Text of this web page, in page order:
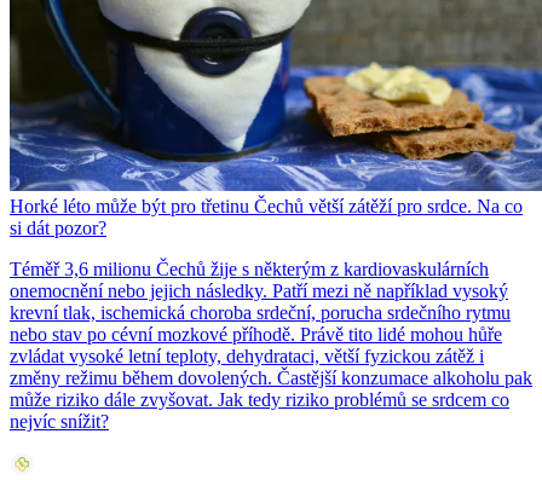
Horké léto může být pro třetinu Čechů větší zátěží pro srdce. Na co
si dát pozor?
Téměř 3,6 milionu Čechů žije s některým z kardiovaskulárních
onemocnění nebo jejich následky. Patří mezi ně například vysoký
krevní tlak, ischemická choroba srdeční, porucha srdečního rytmu
nebo stav po cévní mozkové příhodě. Právě tito lidé mohou hůře
zvládat vysoké letní teploty, dehydrataci, větší fyzickou zátěž i
změny režimu během dovolených. Častější konzumace alkoholu pak
může riziko dále zvyšovat. Jak tedy riziko problémů se srdcem co
nejvíc snížit?